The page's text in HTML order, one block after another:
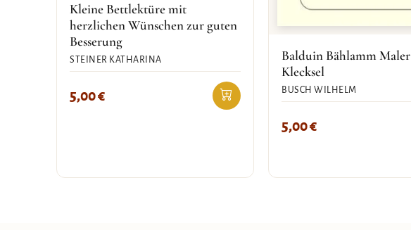
Kleine Bettlektüre mit
herzlichen Wünschen zur guten
Besserung
STEINER KATHARINA
5,00€
Balduin Bählamm Maler
Klecksel
BUSCH WILHELM
5,00€